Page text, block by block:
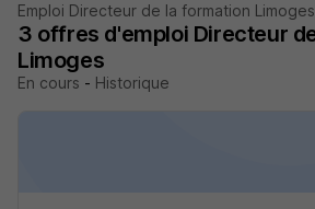
Emploi Directeur de la formation Limoges
3 offres d'emploi Directeur
Limoges
En cours - Historique